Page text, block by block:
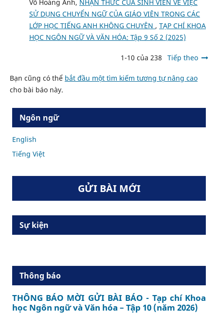
Võ Hoàng Anh, NHẬN THỨC CỦA SINH VIÊN VỀ VIỆC
SỬ DỤNG CHUYỂN NGỮ CỦA GIÁO VIÊN TRONG CÁC
LỚP HỌC TIẾNG ANH KHÔNG CHUYÊN , TẠP CHÍ KHOA
HỌC NGÔN NGỮ VÀ VĂN HÓA: Tập 9 Số 2 (2025)
1-10 của 238 Tiếp theo
Bạn cũng có thể bắt đầu một tìm kiếm tương tự nâng cao
cho bài báo này.
Ngôn ngữ
English
Tiếng Việt
GỬI BÀI MỚI
Sự kiện
Thông báo
THÔNG BÁO MỜI GỬI BÀI BÁO - Tạp chí Khoa
học Ngôn ngữ và Văn hóa – Tập 10 (năm 2026)